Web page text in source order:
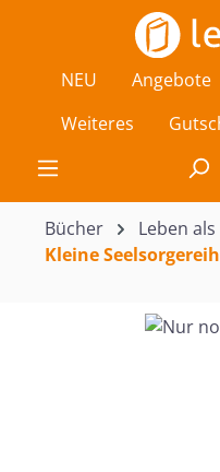
Zum Hauptinhalt
NEU Angebote
Weiteres
Bücher
Leben
Kleine
Bildergalerie überspringen